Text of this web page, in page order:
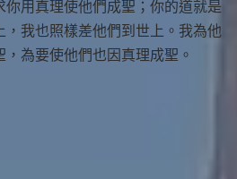
你用真理使他們成聖；你的道就是
，我也照樣差他們到世上。我為他
為要使他們也因真理成聖。